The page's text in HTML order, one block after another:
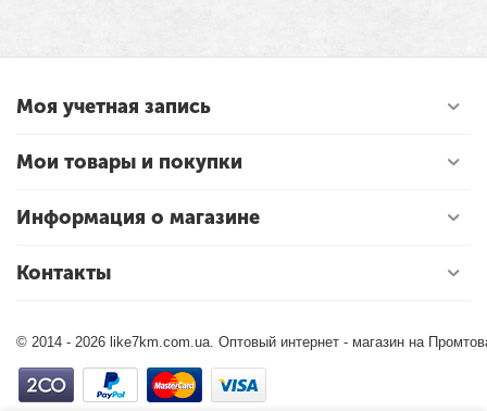
Моя учетная запись
Мои товары и покупки
Информация о магазине
Контакты
© 2014 - 2026 like7km.com.ua. Оптовый интернет - магазин на